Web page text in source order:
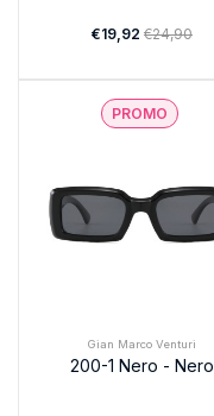
€19,92 €24,90
PROMO
Gian Marco Venturi
200-1 Nero - Nero